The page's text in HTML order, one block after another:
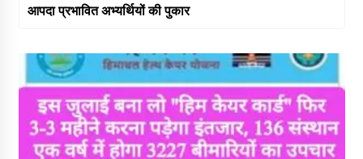
आपदा प्रभावित अभ्यर्थियों की पुकार